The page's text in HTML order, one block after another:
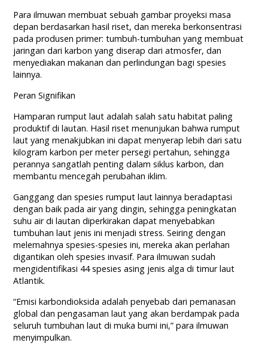
Para ilmuwan membuat sebuah gambar proyeksi masa
depan berdasarkan hasil riset, dan mereka berkonsentrasi
pada produsen primer: tumbuh-tumbuhan yang membuat
jaringan dari karbon yang diserap dari atmosfer, dan
menyediakan makanan dan perlindungan bagi spesies
lainnya.
Peran Signifikan
Hamparan rumput laut adalah salah satu habitat paling
produktif di lautan. Hasil riset menunjukan bahwa rumput
laut yang menakjubkan ini dapat menyerap lebih dari satu
kilogram karbon per meter persegi pertahun, sehingga
perannya sangatlah penting dalam siklus karbon, dan
membantu mencegah perubahan iklim.
Ganggang dan spesies rumput laut lainnya beradaptasi
dengan baik pada air yang dingin, sehingga peningkatan
suhu air di lautan diperkirakan dapat menyebabkan
tumbuhan laut jenis ini menjadi stress. Seiring dengan
melemahnya spesies-spesies ini, mereka akan perlahan
digantikan oleh spesies invasif. Para ilmuwan sudah
mengidentifikasi 44 spesies asing jenis alga di timur laut
Atlantik.
“Emisi karbondioksida adalah penyebab dari pemanasan
global dan pengasaman laut yang akan berdampak pada
seluruh tumbuhan laut di muka bumi ini,” para ilmuwan
menyimpulkan.